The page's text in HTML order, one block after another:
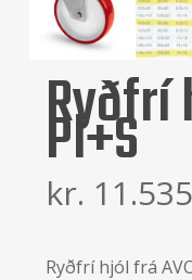
Ryðfrí
Pl+S
kr. 11.535
Ryðfrí hjól frá